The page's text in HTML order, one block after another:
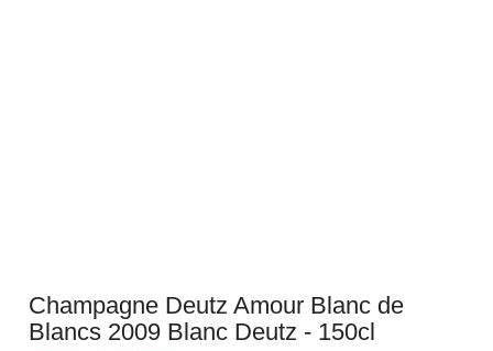
Champagne Deutz Amour Blanc de
Blancs 2009 Blanc Deutz - 150cl